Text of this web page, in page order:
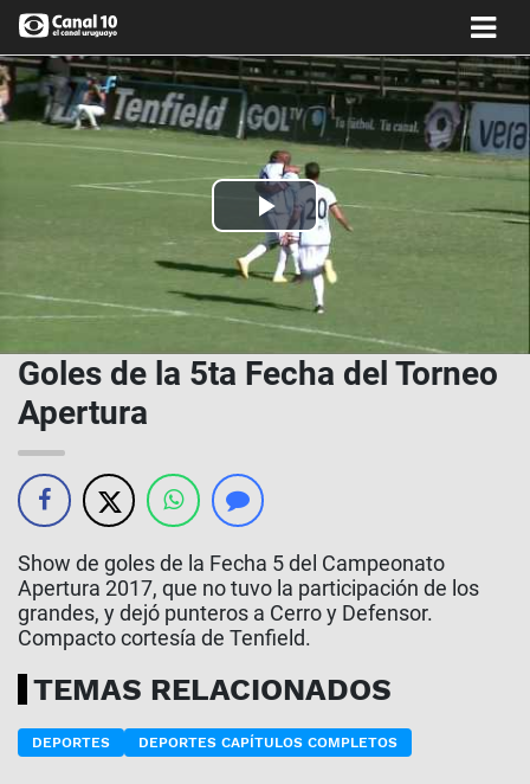
Play
Video
Goles de la 5ta Fecha del Torneo
Apertura
Show de goles de la Fecha 5 del Campeonato
Apertura 2017, que no tuvo la participación de los
grandes, y dejó punteros a Cerro y Defensor.
Compacto cortesía de Tenfield.
TEMAS RELACIONADOS
DEPORTES DEPORTES CAPÍTULOS COMPLETOS